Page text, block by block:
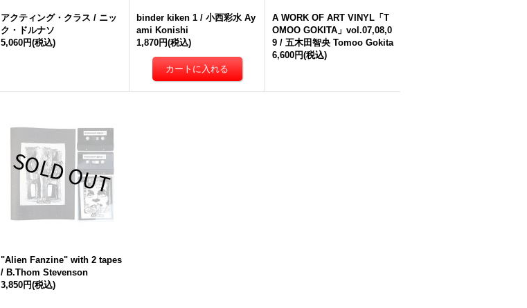
アクティング・クラス / ニッ
ク・ドルナソ
5,060円(税込)
binder kiken 1 / 小西彩水 Ay
ami Konishi
1,870円(税込)
A WORK OF ART VINYL「T
OMOO GOKITA」vol.07,08,0
9 / 五木田智央 Tomoo Gokita
6,600円(税込)
"Alien Fanzine" with 2 tapes
/ B.Thom Stevenson
3,850円(税込)